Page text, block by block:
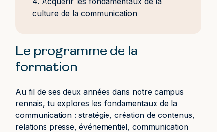
culture de la communication
Le programme de la
formation
Au fil de ses deux années dans notre campus
rennais, tu explores les fondamentaux de la
communication : stratégie, création de contenus,
relations presse, événementiel, communication